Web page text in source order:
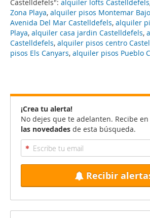
Castelldefels": alquiler lofts Castelldefels
Zona Playa, alquiler pisos Montemar Bajo
Avenida Del Mar Castelldefels, alquiler
Playa, alquiler casa jardin Castelldefels,
Castelldefels, alquiler pisos centro
pisos Els Canyars, alquiler pisos Pueblo
¡Crea tu alerta!
No dejes que te adelanten. Recibe
las novedades de esta búsqueda.
Recibir